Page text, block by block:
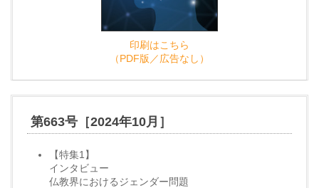
印刷はこちら
（PDF版／広告なし）
第663号［2024年10月］
【特集1】
インタビュー
仏教界におけるジェンダー問題